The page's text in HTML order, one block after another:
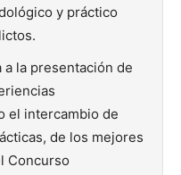
y práctico
a la presentación de
el intercambio de
de los mejores
Concurso